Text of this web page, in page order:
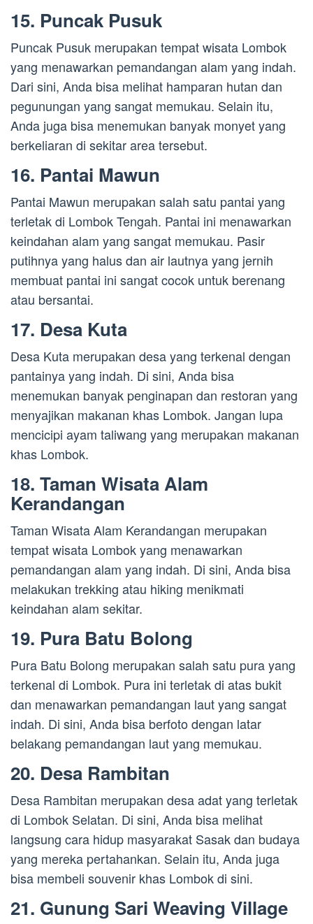
15. Puncak Pusuk
Puncak Pusuk merupakan tempat wisata Lombok
yang menawarkan pemandangan alam yang indah.
Dari sini, Anda bisa melihat hamparan hutan dan
pegunungan yang sangat memukau. Selain itu,
Anda juga bisa menemukan banyak monyet yang
berkeliaran di sekitar area tersebut.
16. Pantai Mawun
Pantai Mawun merupakan salah satu pantai yang
terletak di Lombok Tengah. Pantai ini menawarkan
keindahan alam yang sangat memukau. Pasir
putihnya yang halus dan air lautnya yang jernih
membuat pantai ini sangat cocok untuk berenang
atau bersantai.
17. Desa Kuta
Desa Kuta merupakan desa yang terkenal dengan
pantainya yang indah. Di sini, Anda bisa
menemukan banyak penginapan dan restoran yang
menyajikan makanan khas Lombok. Jangan lupa
mencicipi ayam taliwang yang merupakan makanan
khas Lombok.
18. Taman Wisata Alam
Kerandangan
Taman Wisata Alam Kerandangan merupakan
tempat wisata Lombok yang menawarkan
pemandangan alam yang indah. Di sini, Anda bisa
melakukan trekking atau hiking menikmati
keindahan alam sekitar.
19. Pura Batu Bolong
Pura Batu Bolong merupakan salah satu pura yang
terkenal di Lombok. Pura ini terletak di atas bukit
dan menawarkan pemandangan laut yang sangat
indah. Di sini, Anda bisa berfoto dengan latar
belakang pemandangan laut yang memukau.
20. Desa Rambitan
Desa Rambitan merupakan desa adat yang terletak
di Lombok Selatan. Di sini, Anda bisa melihat
langsung cara hidup masyarakat Sasak dan budaya
yang mereka pertahankan. Selain itu, Anda juga
bisa membeli souvenir khas Lombok di sini.
21. Gunung Sari Weaving Village